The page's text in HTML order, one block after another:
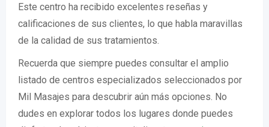
Este centro ha recibido excelentes reseñas y
calificaciones de sus clientes, lo que habla maravillas
de la calidad de sus tratamientos.
Recuerda que siempre puedes consultar el amplio
listado de centros especializados seleccionados por
Mil Masajes para descubrir aún más opciones. No
dudes en explorar todos los lugares donde puedes